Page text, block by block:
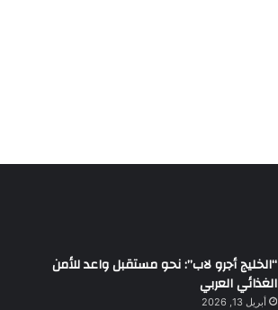
“الخليج أجرو لاب”: نحو مستقبل واعد للأمن
الغذائي العربي
أبريل 13, 2026